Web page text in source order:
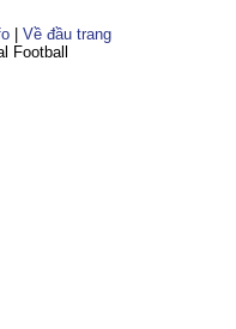
Về đầu trang
Football